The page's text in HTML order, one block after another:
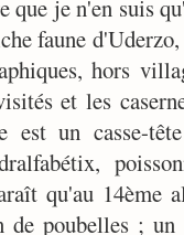
que je n'en suis
faune
hors
et les
est un casse-
qu'au 14ème
de poubelles ; un